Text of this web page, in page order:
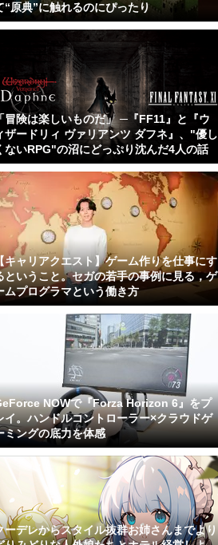
“原典”に触れるのにぴったり
「冒険は楽しいものだ」 ─『FF11』と『ウ
ザードリィ ヴァリアンツ ダフネ』、"優し
ないRPG"の沼にどっぷり沈んだ4人の話
キャリアクエスト】ゲーム作りを仕事にす
ということ。セガの若手の事例に見る，ゲ
ムプログラマという働き方
NOWで『Forza Horizon 6』をプ
イ。ハンドルコントローラー×クラウドゲ
ミングの底力を体感
ーデレからスタイル抜群お姉さんまでより